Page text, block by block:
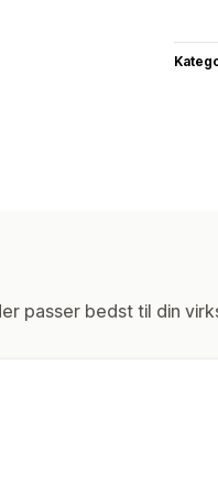
passer bedst til din